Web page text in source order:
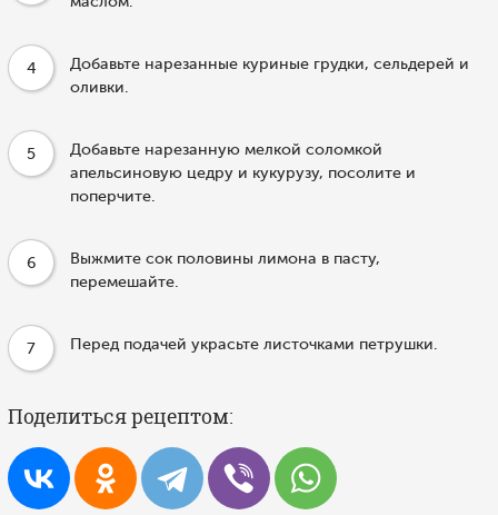
4
Добавьте нарезанные куриные грудки, сельдерей и
оливки.
5
Добавьте нарезанную мелкой соломкой
апельсиновую цедру и кукурузу, посолите и
поперчите.
6
Выжмите сок половины лимона в пасту,
перемешайте.
7 Перед подачей украсьте листочками петрушки.
Поделиться рецептом: